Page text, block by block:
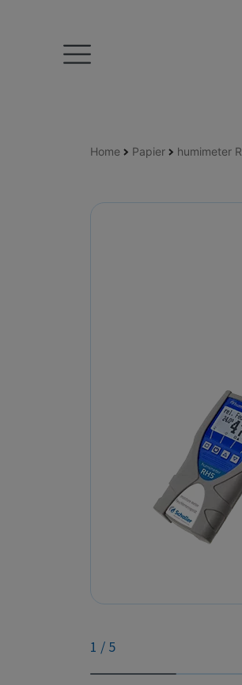
Home Papier humimeter
1 / 5